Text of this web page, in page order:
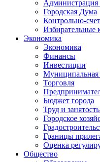
Администрация
Городская Дума
Контрольно-
Избирательные
Экономика
Экономика
Финансы
Инвестиции
Муниципальная
Торговля
Бюджет города
Труд и
Городское
Границы
Оценка
Общество